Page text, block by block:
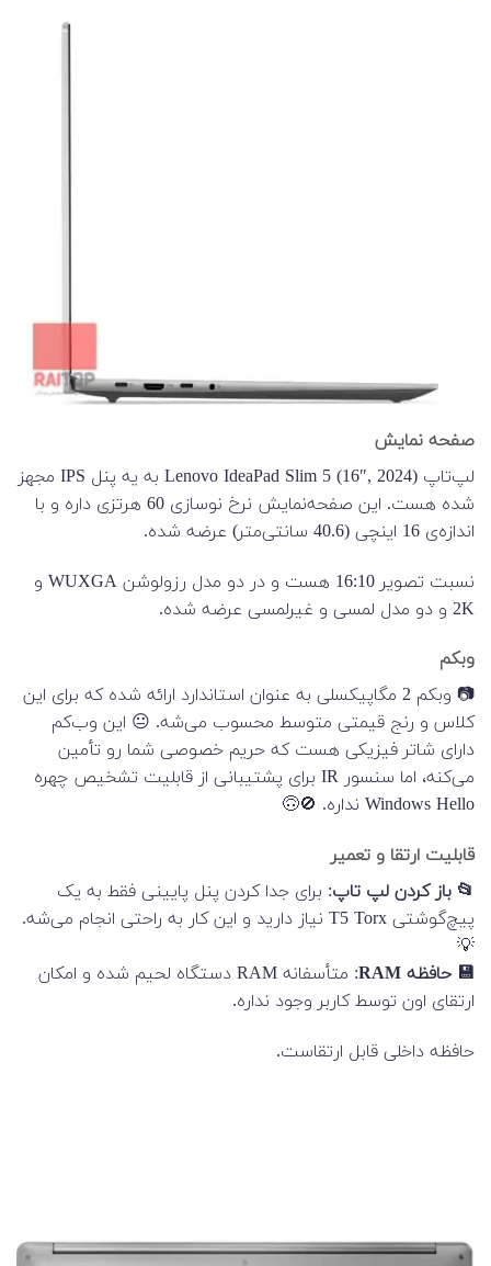
صفحه نمایش
لپ‌تاپ Lenovo IdeaPad Slim 5 (16″, 2024) به یه پنل IPS مجهز
شده هست. این صفحه‌نمایش نرخ نوسازی 60 هرتزی داره و با
اندازه‌ی 16 اینچی (40.6 سانتی‌متر) عرضه شده.
نسبت تصویر 16:10 هست و در دو مدل رزولوشن WUXGA و
2K و دو مدل لمسی و غیرلمسی عرضه شده.
وبکم
📷 وبکم 2 مگاپیکسلی به عنوان استاندارد ارائه شده که برای این
کلاس و رنج قیمتی متوسط محسوب می‌شه. 😐 این وب‌کم
دارای شاتر فیزیکی هست که حریم خصوصی شما رو تأمین
می‌کنه، اما سنسور IR برای پشتیبانی از قابلیت تشخیص چهره
Windows Hello نداره. 🚫🙃
قابلیت ارتقا و تعمیر
📂 باز کردن لپ تاپ: برای جدا کردن پنل پایینی فقط به یک
پیچ‌گوشتی T5 Torx نیاز دارید و این کار به راحتی انجام می‌شه.
💡
💾 حافظه RAM
: متأسفانه RAM دستگاه لحیم شده و امکان
ارتقای اون توسط کاربر وجود نداره.
حافظه داخلی قابل ارتقاست.